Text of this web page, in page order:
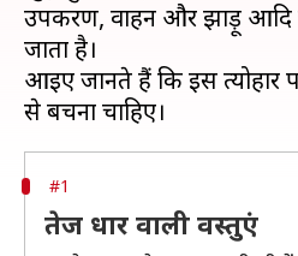
उपकरण, वाहन और झाड़ू आदि
जाता है।
आइए जानते हैं कि इस त्योहार
#1
तेज धार वाली वस्तुएं